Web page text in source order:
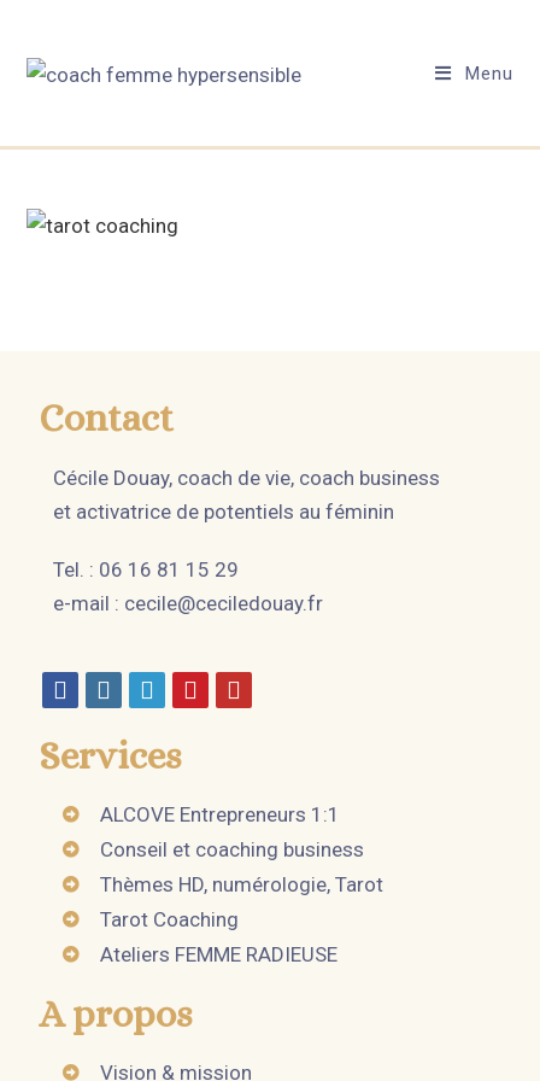
Menu
Contact
Cécile Douay, coach de vie, coach business
et activatrice de potentiels au féminin
Tel. : 06 16 81 15 29
e-mail : cecile@ceciledouay.fr
Services
ALCOVE Entrepreneurs 1:1
Conseil et coaching business
Thèmes HD, numérologie, Tarot
Tarot Coaching
Ateliers FEMME RADIEUSE
A propos
Vision & mission